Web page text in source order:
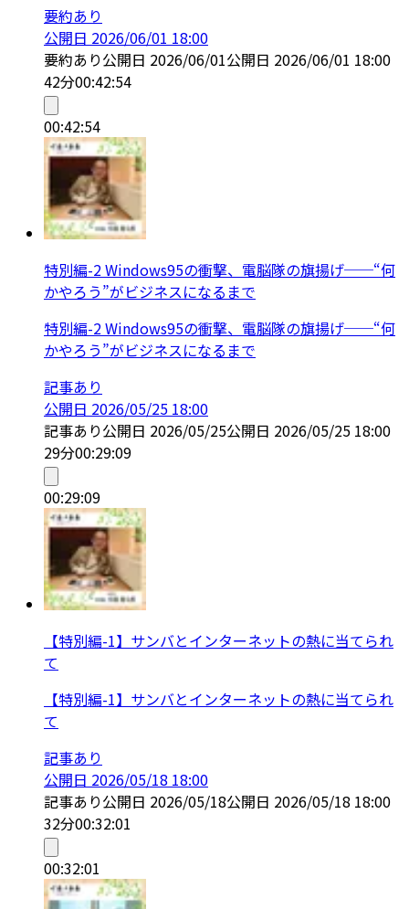
要約あり
公開日 2026/06/01 18:00
要約あり公開日 2026/06/01公開日 2026/06/01 18:00
42分00:42:54
00:42:54
特別編-2 Windows95の衝撃、電脳隊の旗揚げ──“何
かやろう”がビジネスになるまで
特別編-2 Windows95の衝撃、電脳隊の旗揚げ──“何
かやろう”がビジネスになるまで
記事あり
公開日 2026/05/25 18:00
記事あり公開日 2026/05/25公開日 2026/05/25 18:00
29分00:29:09
00:29:09
【特別編-1】サンバとインターネットの熱に当てられ
て
【特別編-1】サンバとインターネットの熱に当てられ
て
記事あり
公開日 2026/05/18 18:00
記事あり公開日 2026/05/18公開日 2026/05/18 18:00
32分00:32:01
00:32:01